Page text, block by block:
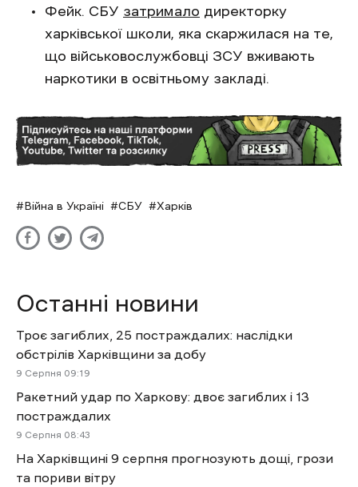
Фейк. СБУ затримало директорку
харківської школи, яка скаржилася на те,
що військовослужбовці ЗСУ вживають
наркотики в освітньому закладі.
Війна в Україні СБУ Харків
Останні новини
Троє загиблих, 25 постраждалих: наслідки
обстрілів Харківщини за добу
9 Cерпня 09:19
Ракетний удар по Харкову: двоє загиблих і 13
постраждалих
9 Cерпня 08:43
На Харківщині 9 серпня прогнозують дощі, грози
та пориви вітру